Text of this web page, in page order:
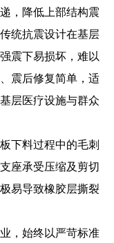
，降低上部结构震
统抗震设计在基层
震下易损坏，难以
震后修复简单，适
层医疗设施与群众
下料过程中的毛刺
座承受压缩及剪切
易导致橡胶层撕裂
，始终以严苛标准